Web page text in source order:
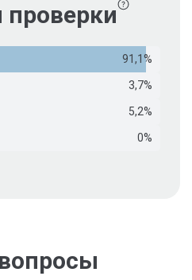
проверки
91,1%
3,7%
5,2%
0%